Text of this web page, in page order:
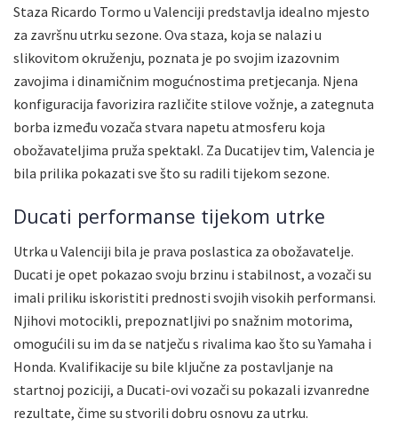
Staza Ricardo Tormo u Valenciji predstavlja idealno mjesto
za završnu utrku sezone. Ova staza, koja se nalazi u
slikovitom okruženju, poznata je po svojim izazovnim
zavojima i dinamičnim mogućnostima pretjecanja. Njena
konfiguracija favorizira različite stilove vožnje, a zategnuta
borba između vozača stvara napetu atmosferu koja
obožavateljima pruža spektakl. Za Ducatijev tim, Valencia je
bila prilika pokazati sve što su radili tijekom sezone.
Ducati performanse tijekom utrke
Utrka u Valenciji bila je prava poslastica za obožavatelje.
Ducati je opet pokazao svoju brzinu i stabilnost, a vozači su
imali priliku iskoristiti prednosti svojih visokih performansi.
Njihovi motocikli, prepoznatljivi po snažnim motorima,
omogućili su im da se natječu s rivalima kao što su Yamaha i
Honda. Kvalifikacije su bile ključne za postavljanje na
startnoj poziciji, a Ducati-ovi vozači su pokazali izvanredne
rezultate, čime su stvorili dobru osnovu za utrku.